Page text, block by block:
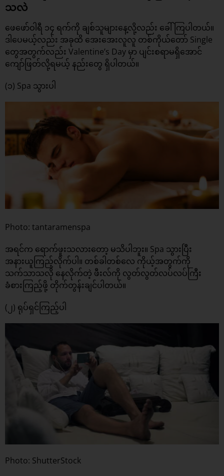
သလဲ
ဖေဖော်ဝါရီ ၁၄ ရက်ကို ချစ်သူများနေ့လို့လည်း ခေါ်ကြပါတယ်။
ဒါပေမယ့်လည်း အခုထိ အေးအေးလူလူ တစ်ကိုယ်တော် Single
တွေအတွက်လည်း Valentine’s Day မှာ ပျင်းစရာမရှိအောင်
ကျော်ဖြတ်လို့ရမယ့် နည်းတွေ ရှိပါတယ်။
(၁) Spa သွားပါ
Photo: tantaramenspa
အရင်က ရောက်ဖူးသလားတော့ မသိပါဘူး။ Spa သွားပြီး
အနားယူကြည့်လိုက်ပါ။ တစ်ခါတစ်လေ ကိုယ့်အတွက်ကို
သက်သာသလို နေလိုက်တဲ့ ဖီးလ်ကို လွတ်လွတ်လပ်လပ်ကြီး
ခံစားကြည့်ဖို့ တိုက်တွန်းချင်ပါတယ်။
(၂) ရုပ်ရှင်ကြည့်ပါ
Photo: ShutterStock